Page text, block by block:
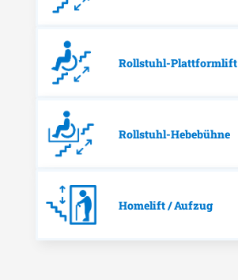
Rollstuhl-Plattformlift
Rollstuhl-Hebebühne
Homelift / Aufzug